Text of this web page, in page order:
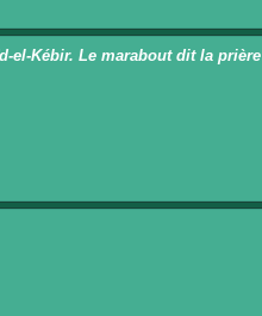
el-Kébir. Le marabout dit la prière